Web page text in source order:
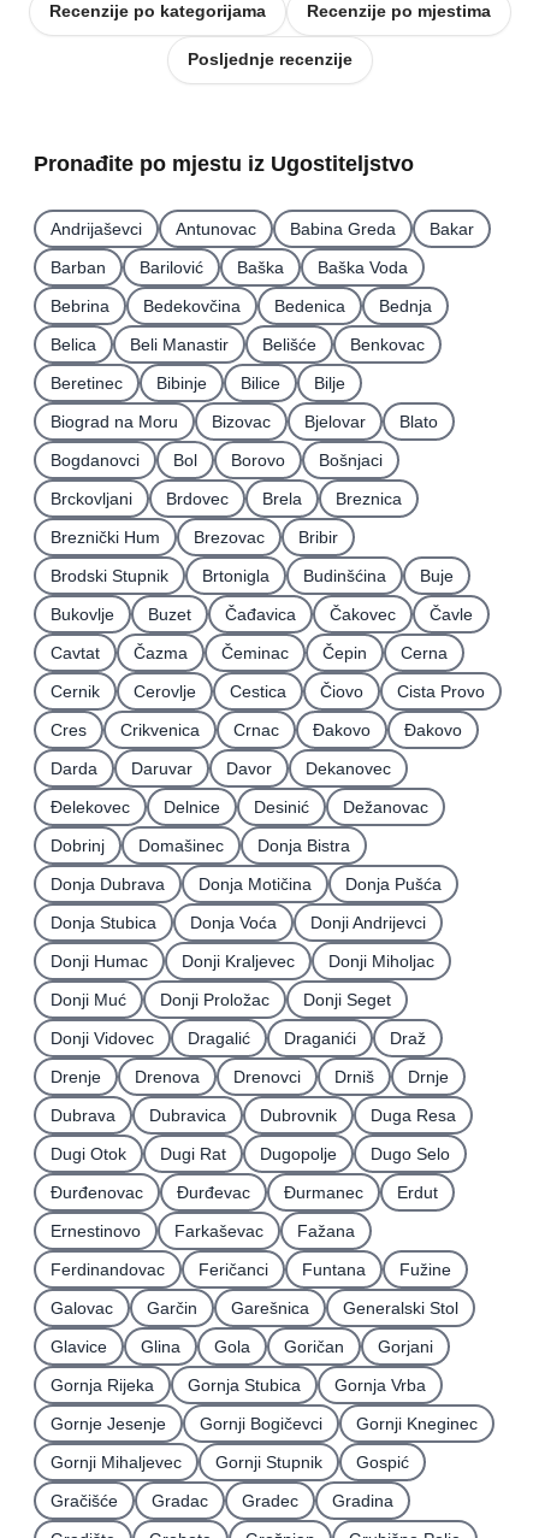
Recenzije po kategorijama Recenzije po mjestima
Posljednje recenzije
Pronađite po mjestu iz Ugostiteljstvo
Andrijaševci Antunovac Babina Greda
Bakar
Barban
Barilović Baška
Baška Voda
Bebrina
Bedekovčina Bedenica
Bednja
Belica
Beli Manastir Belišće
Benkovac
Beretinec
Bibinje Bilice
Bilje
Biograd na Moru
Bizovac Bjelovar
Blato
Bogdanovci
Bol Borovo
Bošnjaci
Brckovljani
Brdovec Brela
Breznica
Breznički Hum
Brezovac
Bribir
Brodski Stupnik
Brtonigla Budinšćina
Buje
Bukovlje
Buzet Čađavica Čakovec
Čavle
Cavtat
Čazma Čeminac Čepin
Cerna
Cernik
Cerovlje Cestica Čiovo
Cista Provo
Cres
Crikvenica Crnac Đakovo
Ðakovo
Darda
Daruvar Davor
Dekanovec
Ðelekovec
Delnice Desinić
Dežanovac
Dobrinj
Domašinec
Donja Bistra
Donja Dubrava
Donja Motičina
Donja Pušća
Donja Stubica
Donja Voća
Donji Andrijevci
Donji Humac
Donji Kraljevec
Donji Miholjac
Donji Muć
Donji Proložac
Donji Seget
Donji Vidovec
Dragalić Draganići
Draž
Drenje
Drenova Drenovci Drniš
Drnje
Dubrava
Dubravica Dubrovnik
Duga Resa
Dugi Otok
Dugi Rat Dugopolje
Dugo Selo
Ðurđenovac
Ðurđevac Ðurmanec
Erdut
Ernestinovo
Farkaševac
Fažana
Ferdinandovac
Feričanci Funtana
Fužine
Galovac
Garčin Garešnica
Generalski Stol
Glavice
Glina Gola Goričan
Gorjani
Gornja Rijeka
Gornja Stubica
Gornja Vrba
Gornje Jesenje
Gornji Bogičevci
Gornji Kneginec
Gornji Mihaljevec
Gornji Stupnik
Gospić
Gračišće
Gradac Gradec
Gradina